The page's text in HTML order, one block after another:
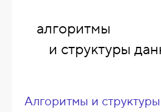
алгоритмы
и структуры
Алгоритмы и